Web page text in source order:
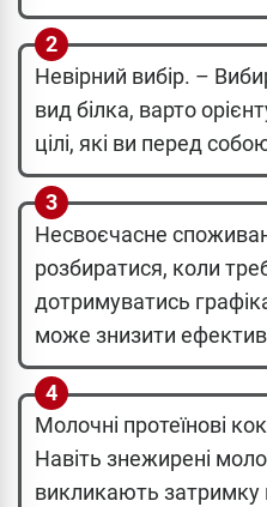
Невірний вибір. –
вид білка, варто
цілі, які ви перед
Несвоєчасне
розбиратися, коли
дотримуватись
може знизити
Молочні протеїнові
Навіть знежирені
викликають затримку